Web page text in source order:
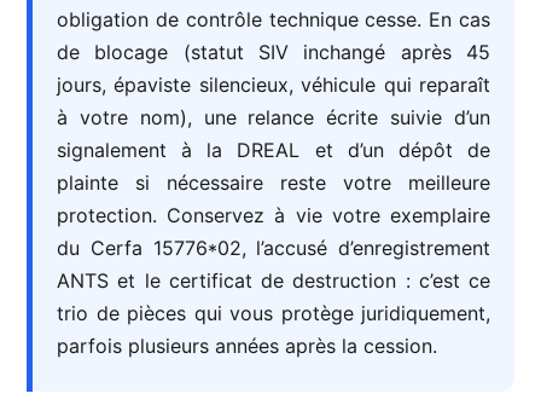
obligation de contrôle technique cesse. En cas
de blocage (statut SIV inchangé après 45
jours, épaviste silencieux, véhicule qui reparaît
à votre nom), une relance écrite suivie d’un
signalement à la DREAL et d’un dépôt de
plainte si nécessaire reste votre meilleure
protection. Conservez à vie votre exemplaire
du Cerfa 15776*02, l’accusé d’enregistrement
ANTS et le certificat de destruction : c’est ce
trio de pièces qui vous protège juridiquement,
parfois plusieurs années après la cession.